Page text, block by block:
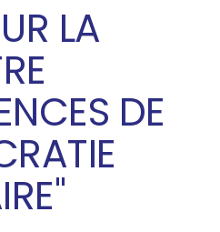
LA
DE